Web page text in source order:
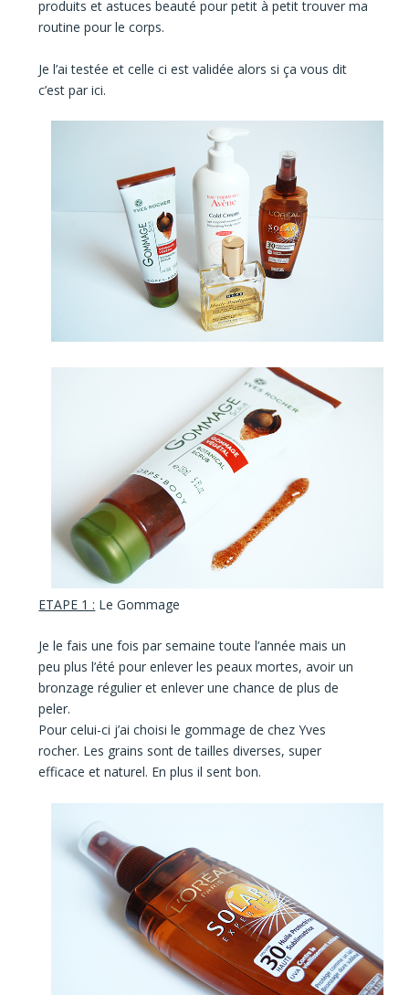
produitsetastuces beautépour petit à petit trouverma
routine pour le corps.
Je l’aitestée et celle ci estvalidée alors si ça vous dit
c’est par ici.
ETAPE 1 : Le Gommage
Je le faisune fois par semaine toute l’année maisun
peu plus l’étépour enlever les peaux mortes, avoir un
bronzage régulier et enlever une chance de plus de
peler.
Pour celui-ci j’ai choisi le gommage de chezYves
rocher. Les grains sont detailles diverses, super
efficace et naturel. En plus il sent bon.